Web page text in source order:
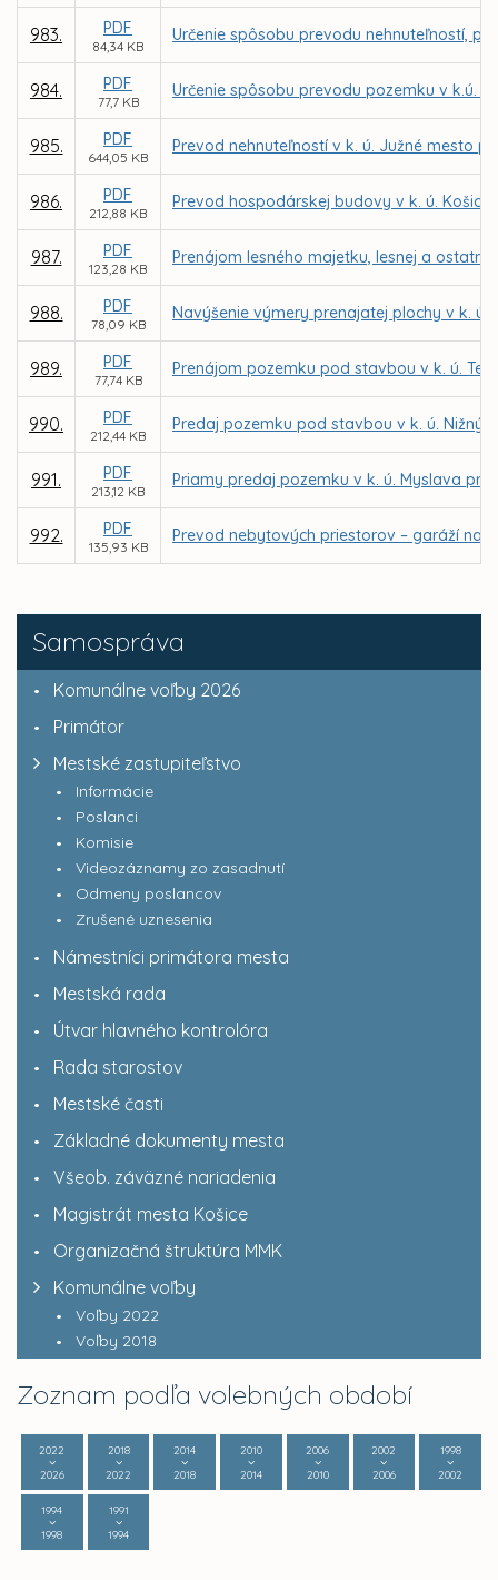
Samospráva
Komunálne voľby 2026
Primátor
Mestské zastupiteľstvo
Informácie
Poslanci
Komisie
Videozáznamy zo zasadnutí
Odmeny poslancov
Zrušené uznesenia
Námestníci primátora mesta
Mestská rada
Útvar hlavného kontrolóra
Rada starostov
Mestské časti
Základné dokumenty mesta
Všeob. záväzné nariadenia
Magistrát mesta Košice
Organizačná štruktúra MMK
Komunálne voľby
Voľby 2022
Voľby 2018
Zoznam podľa volebných období
2022
2026
2018
2022
2014
2018
2010
2014
2006
2010
2002
2006
1998
2002
1994
1998
1991
1994
983. PDF
84,34 KB
Určenie spôsobu prevodu nehnuteľností,
984. PDF
77,7 KB
Určenie spôsobu prevodu pozemku v k.ú.
985. PDF
644,05 KB
Prevod nehnuteľností v k. ú. Južné mesto
986. PDF
212,88 KB
Prevod hospodárskej budovy v k. ú.
987. PDF
123,28 KB
Prenájom lesného majetku, lesnej a
988. PDF
78,09 KB
Navýšenie výmery prenajatej plochy v k.
989. PDF
77,74 KB
Prenájom pozemku pod stavbou v k. ú.
990. PDF
212,44 KB
Predaj pozemku pod stavbou v k. ú. Nižný
991. PDF
213,12 KB
Priamy predaj pozemku v k. ú. Myslava pre
992. PDF
135,93 KB
Prevod nebytových priestorov – garáží na